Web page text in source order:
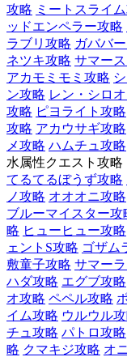
攻略 ミートスライ
ッドエンペラー攻略
ラブリ攻略 ガババ
ネツキ攻略 サマー
アカモミモミ攻略
ン攻略 レン・シロ
攻略 ピヨライト攻略
攻略 アカウサギ攻略
メ攻略 ハムチュ攻略
水属性クエスト攻略
てるてるぼうず攻略
ノ攻略 オオオニ攻略
ブルーマイスター攻
略 ヒューヒュー攻略
ェントS攻略 ゴザム
敷童子攻略 サマー
ハダ攻略 エグブ攻略
オ攻略 ペペル攻略
イム攻略 ウルウル
チュ攻略 パトロ攻略
略 クマキジ攻略 オ